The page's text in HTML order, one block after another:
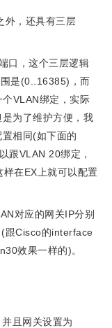
外，还具有三层
口，这个三层逻辑
是(0..16385)，而
VLAN绑定，实际
为了维护方便，我
相同(如下面的
跟VLAN 20绑定，
在EX上就可以配置
对应的网关IP分别
跟Cisco的interface
效果一样的)。
且网关设置为